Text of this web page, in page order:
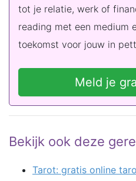
tot je relatie, werk of
reading met een medium
toekomst voor jouw in
Meld je
Bekijk ook deze
Tarot: gratis online